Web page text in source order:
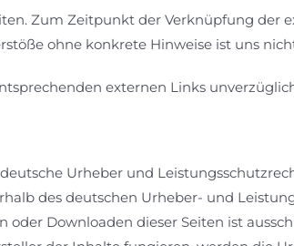
Zum Zeitpunkt der Verknüpfung der
ohne konkrete Hinweise ist uns
externen Links
Urheber und
des deutschen Urheber- und
Downloaden dieser Seiten ist